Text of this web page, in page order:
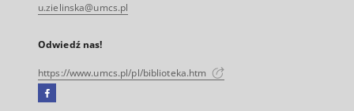
u.zielinska@umcs.pl
Odwiedź nas!
https://www.umcs.pl/pl/biblioteka.htm
Facebook